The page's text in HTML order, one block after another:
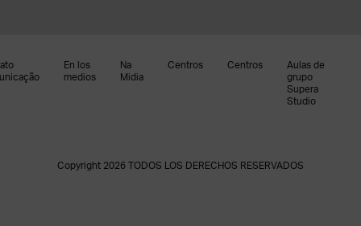
En los
medios
Na
Midia
Centros Centros
Aulas de
grupo
Supera
Studio
Copyright 2026 TODOS LOS DERECHOS RESERVADOS